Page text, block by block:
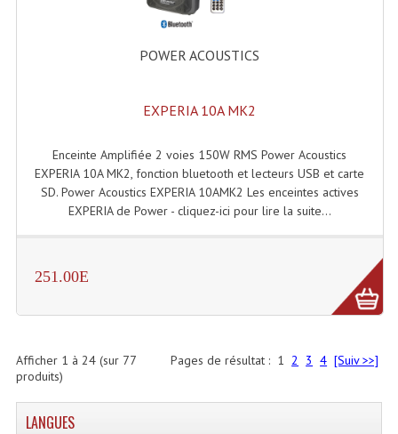
POWER ACOUSTICS
EXPERIA 10A MK2
Enceinte Amplifiée 2 voies 150W RMS Power Acoustics
EXPERIA 10A MK2, fonction bluetooth et lecteurs USB et carte
SD. Power Acoustics EXPERIA 10AMK2 Les enceintes actives
EXPERIA de Power - cliquez-ici pour lire la suite...
251.00E
Pages de résultat : 1 2 3 4 [Suiv >>]
Afficher 1 à 24(sur 77
produits)
LANGUES